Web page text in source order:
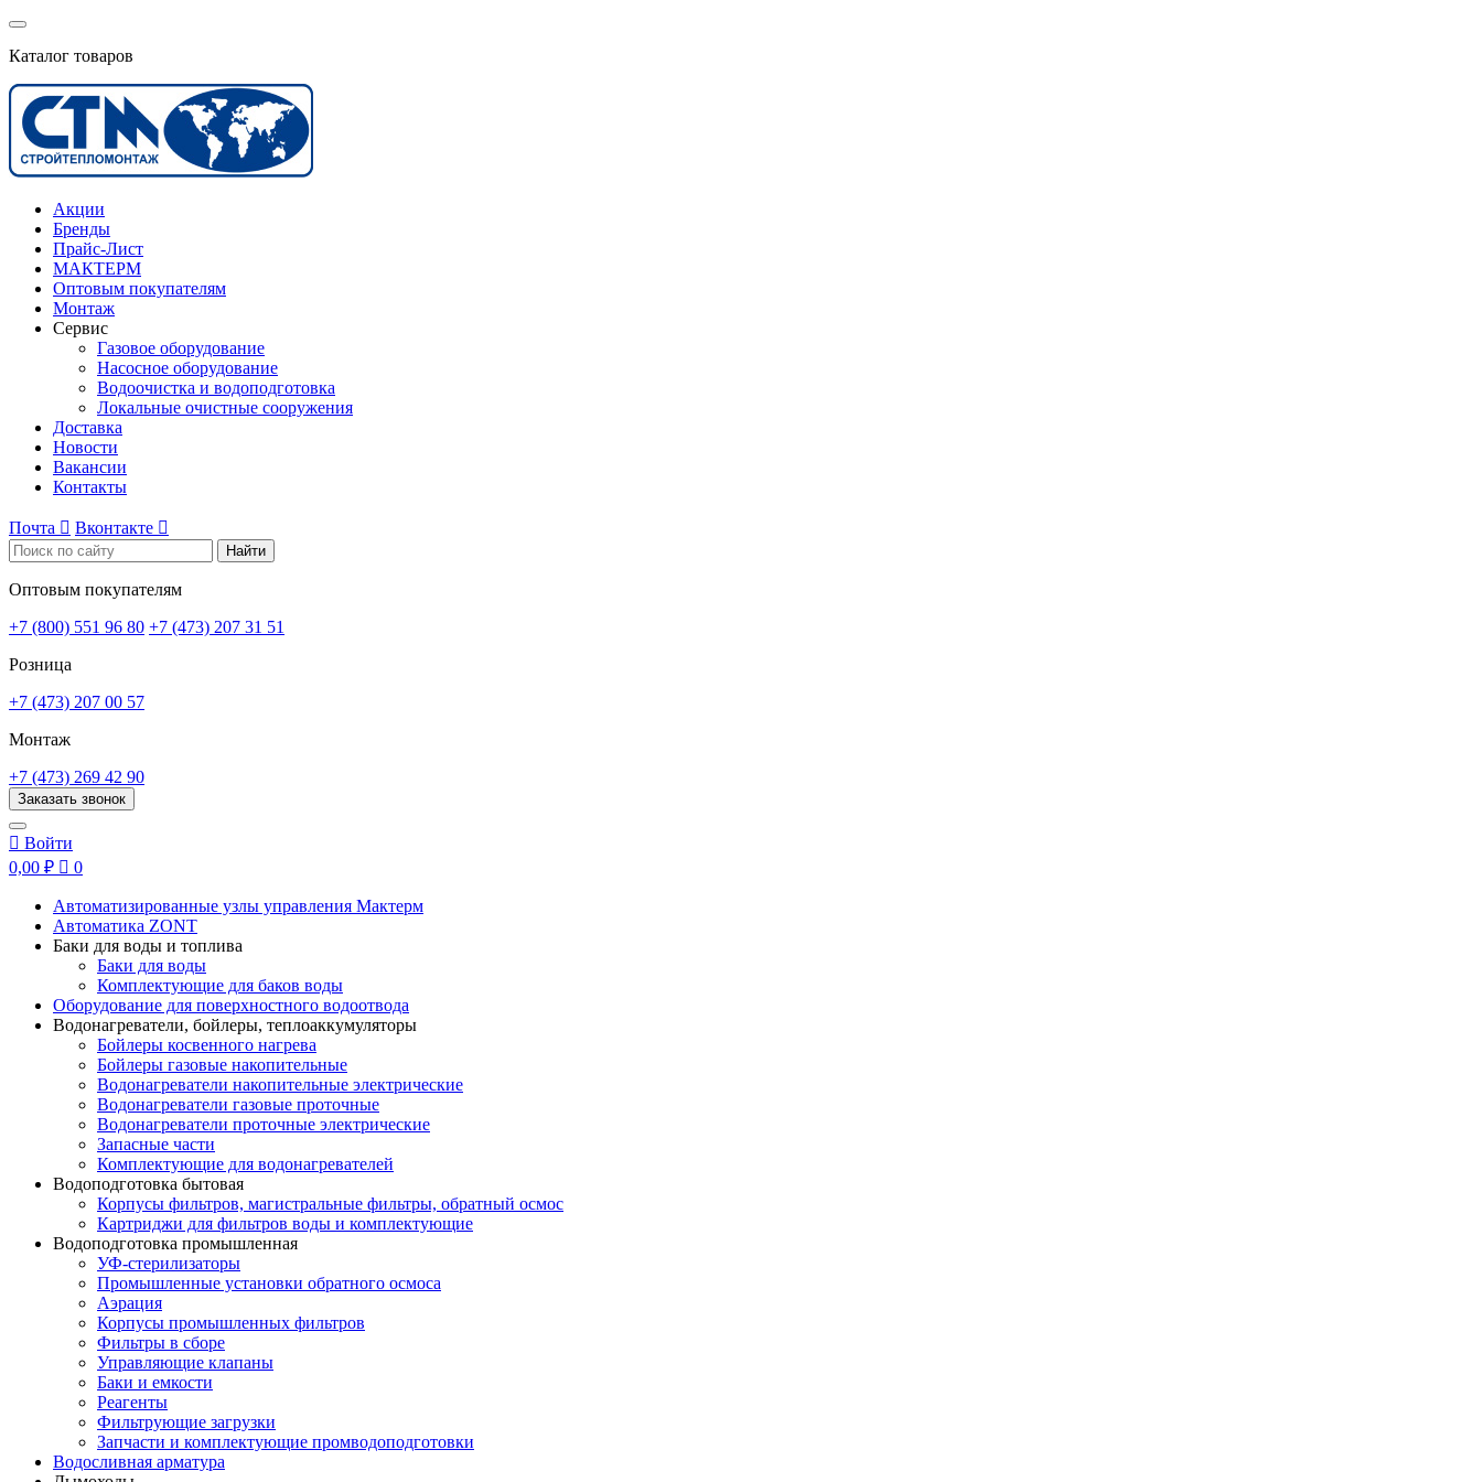
Каталог товаров
Акции
Бренды
Прайс-Лист
МАКТЕРМ
Оптовым покупателям
Монтаж
Сервис
Газовое оборудование
Насосное оборудование
Водоочистка и водоподготовка
Локальные очистные сооружения
Доставка
Новости
Вакансии
Контакты
Почта  Вконтакте 
Найти
Оптовым покупателям
+7 (800) 551 96 80 +7 (473) 207 31 51
Розница
+7 (473) 207 00 57
Монтаж
+7 (473) 269 42 90
Заказать звонок
 Войти
0,00 ₽  0
Автоматизированные узлы управления Мактерм
Автоматика ZONT
Баки для воды и топлива
Баки для воды
Комплектующие для баков воды
Оборудование для поверхностного водоотвода
Водонагреватели, бойлеры, теплоаккумуляторы
Бойлеры косвенного нагрева
Бойлеры газовые накопительные
Водонагреватели накопительные электрические
Водонагреватели газовые проточные
Водонагреватели проточные электрические
Запасные части
Комплектующие для водонагревателей
Водоподготовка бытовая
Корпусы фильтров, магистральные фильтры, обратный осмос
Картриджи для фильтров воды и комплектующие
Водоподготовка промышленная
УФ-стерилизаторы
Промышленные установки обратного осмоса
Аэрация
Корпусы промышленных фильтров
Фильтры в сборе
Управляющие клапаны
Баки и емкости
Реагенты
Фильтрующие загрузки
Запчасти и комплектующие промводоподготовки
Водосливная арматура